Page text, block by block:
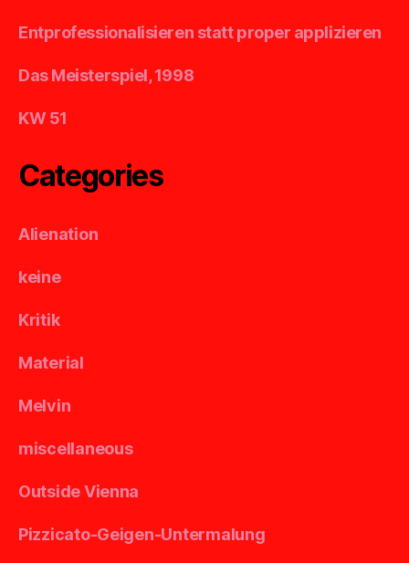
Entprofessionalisieren statt proper applizieren
Das Meisterspiel, 1998
KW 51
Categories
Alienation
keine
Kritik
Material
Melvin
miscellaneous
Outside Vienna
Pizzicato-Geigen-Untermalung